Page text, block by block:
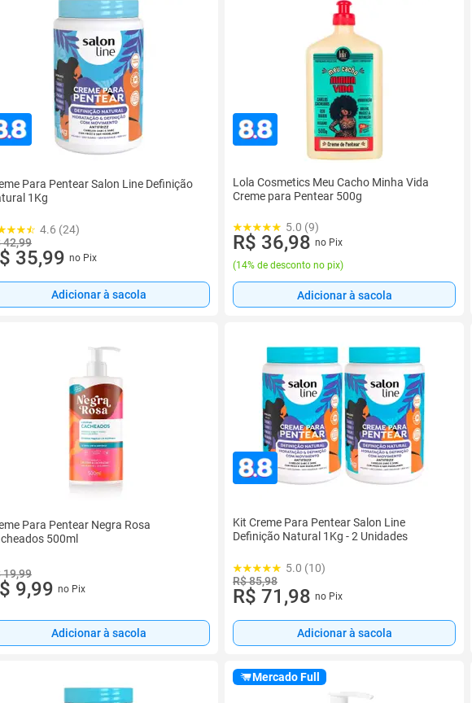
Para Pentear Salon Line Definição
1Kg
4.6 (24)
42,99
35,99 no Pix
Adicionar à sacola
Lola Cosmetics Meu Cacho Minha Vida
Creme para Pentear 500g
5.0 (9)
R$ 36,98 no Pix
(14% de desconto no pix)
Adicionar à sacola
Para Pentear Negra Rosa
500ml
19,99
9,99 no Pix
Adicionar à sacola
Kit Creme Para Pentear Salon Line
Definição Natural 1Kg - 2 Unidades
5.0 (10)
R$ 85,98
R$ 71,98 no Pix
Adicionar à sacola
Mercado Full